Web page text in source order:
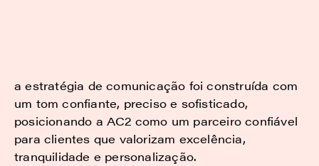
a estratégia de comunicação foi construída com
um tom confiante, preciso e sofisticado,
posicionando a AC2 como um parceiro confiável
para clientes que valorizam excelência,
tranquilidade e personalização.